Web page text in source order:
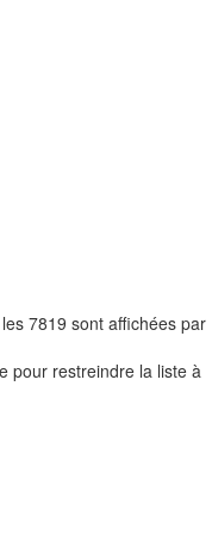
7819 sont affichées par
pour restreindre la liste à